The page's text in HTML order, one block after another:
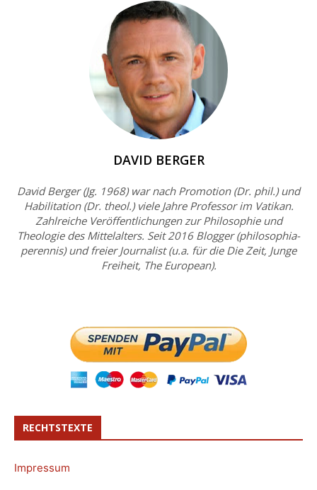
DAVID BERGER
David Berger (Jg. 1968) war nach Promotion (Dr. phil.) und
Habilitation (Dr. theol.) viele Jahre Professor im Vatikan.
Zahlreiche Veröffentlichungen zur Philosophie und
Theologie des Mittelalters. Seit 2016 Blogger (philosophia-
perennis) und freier Journalist (u.a. für die Die Zeit, Junge
Freiheit, The European).
RECHTSTEXTE
Impressum